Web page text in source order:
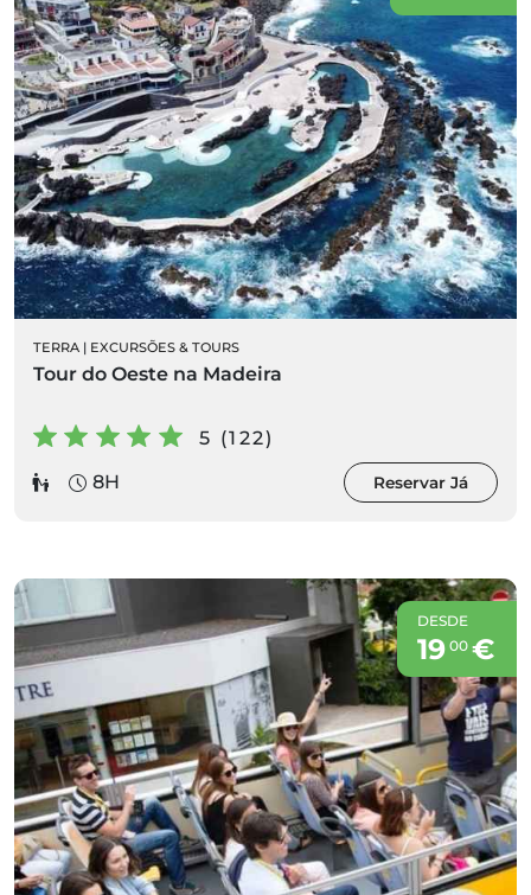
TERRA | EXCURSÕES & TOURS
Tour do Oeste na Madeira
5 (122)
8H
Reservar Já
DESDE
19 00€